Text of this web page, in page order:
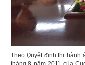
Theo Quyết định thi hành
tháng 8 năm 2011 của